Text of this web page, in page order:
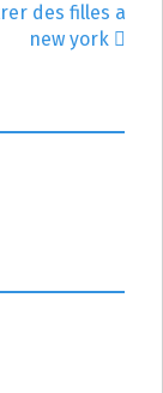
des filles a
new york